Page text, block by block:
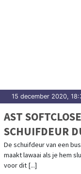
15 december 2020,
AST
SCHUIFDEUR
>2006
De schuifdeur van een
maakt lawaai als je hem
voor dit [...]